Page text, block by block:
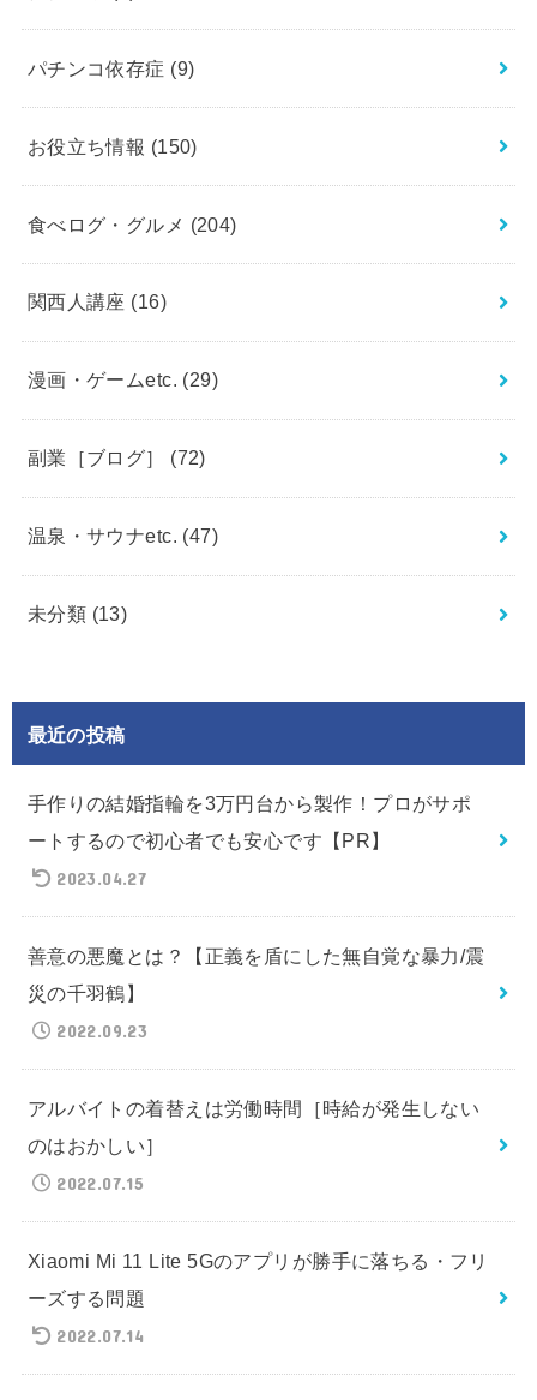
パチンコ依存症 (9)
お役立ち情報 (150)
食べログ・グルメ (204)
関西人講座 (16)
漫画・ゲームetc. (29)
副業［ブログ］ (72)
温泉・サウナetc. (47)
未分類 (13)
最近の投稿
手作りの結婚指輪を3万円台から製作！プロがサポ
ートするので初心者でも安心です【PR】
2023.04.27
善意の悪魔とは？【正義を盾にした無自覚な暴力/震
災の千羽鶴】
2022.09.23
アルバイトの着替えは労働時間［時給が発生しない
のはおかしい］
2022.07.15
Xiaomi Mi 11 Lite 5Gのアプリが勝手に落ちる・フリ
ーズする問題
2022.07.14